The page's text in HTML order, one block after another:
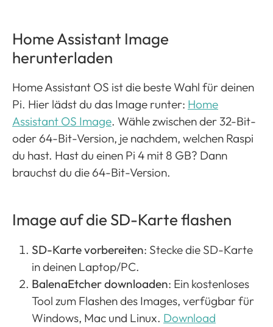
Home Assistant Image
herunterladen
Home Assistant OS ist die beste Wahl für deinen
Pi. Hier lädst du das Image runter: Home
Assistant OS Image. Wähle zwischen der 32-Bit-
oder 64-Bit-Version, je nachdem, welchen Raspi
du hast. Hast du einen Pi 4 mit 8 GB? Dann
brauchst du die 64-Bit-Version​​.
Image auf die SD-Karte flashen
SD-Karte vorbereiten: Stecke die SD-Karte
in deinen Laptop/PC.
BalenaEtcher downloaden: Ein kostenloses
Tool zum Flashen des Images, verfügbar für
Windows, Mac und Linux. Download